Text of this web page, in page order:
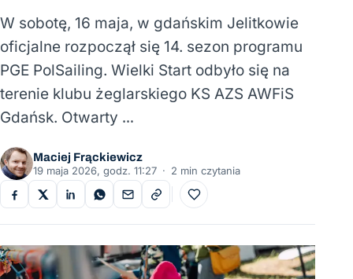
W sobotę, 16 maja, w gdańskim Jelitkowie
oficjalne rozpoczął się 14. sezon programu
PGE PolSailing. Wielki Start odbyło się na
terenie klubu żeglarskiego KS AZS AWFiS
Gdańsk. Otwarty …
Maciej Frąckiewicz
19 maja 2026, godz. 11:27 · 2 min czytania
Do ulubionych